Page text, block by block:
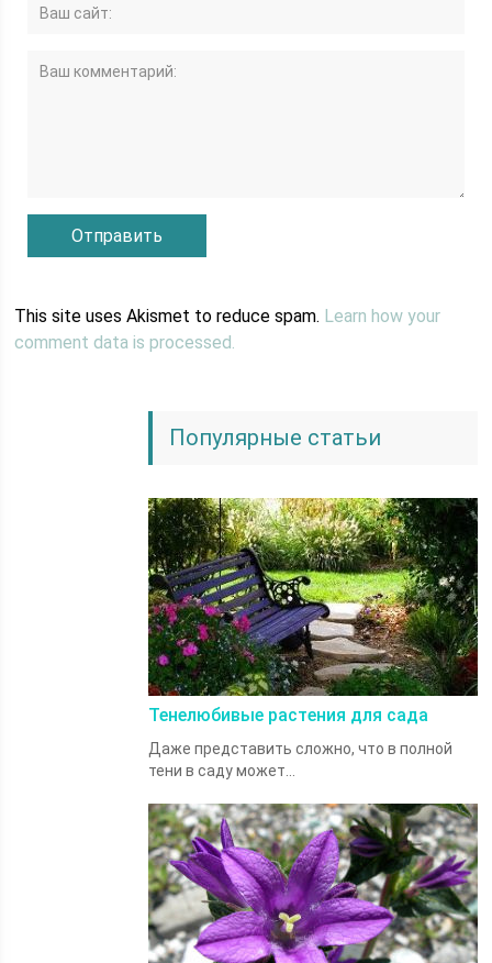
This site uses Akismet to reduce spam. Learn how your
comment data is processed.
Популярные статьи
Тенелюбивые растения для сада
Даже представить сложно, что в полной
тени в саду может...